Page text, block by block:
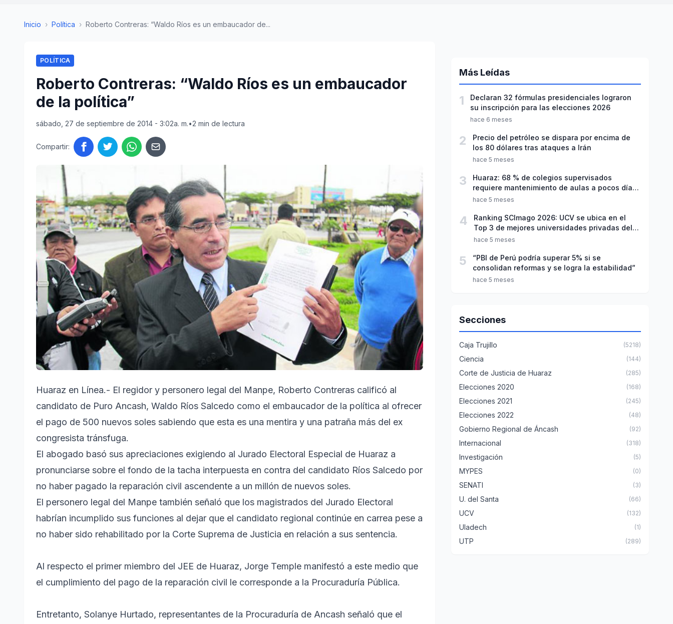
Inicio › Política › Roberto Contreras: “Waldo Ríos es un embaucador de...
POLÍTICA
Roberto Contreras: “Waldo Ríos es un embaucador
de la política”
sábado, 27 de septiembre de 2014 - 3:02a. m.•2 min de lectura
Compartir:
Huaraz en Línea.- El regidor y personero legal del Manpe, Roberto Contreras calificó al
candidato de Puro Ancash, Waldo Ríos Salcedo como el embaucador de la política al ofrecer
el pago de 500 nuevos soles sabiendo que esta es una mentira y una patraña más del ex
congresista tránsfuga.
El abogado basó sus apreciaciones exigiendo al Jurado Electoral Especial de Huaraz a
pronunciarse sobre el fondo de la tacha interpuesta en contra del candidato Ríos Salcedo por
no haber pagado la reparación civil ascendente a un millón de nuevos soles.
El personero legal del Manpe también señaló que los magistrados del Jurado Electoral
habrían incumplido sus funciones al dejar que el candidato regional continúe en carrea pese a
no haber sido rehabilitado por la Corte Suprema de Justicia en relación a sus sentencia.
Al respecto el primer miembro del JEE de Huaraz, Jorge Temple manifestó a este medio que
el cumplimiento del pago de la reparación civil le corresponde a la Procuraduría Pública.
Entretanto, Solanye Hurtado, representantes de la Procuraduría de Ancash señaló que el
Más Leídas
1
Declaran 32 fórmulas presidenciales lograron
su inscripción para las elecciones 2026
hace 6 meses
2
Precio del petróleo se dispara por encima de
los 80 dólares tras ataques a Irán
hace 5 meses
3
Huaraz: 68 % de colegios supervisados
requiere mantenimiento de aulas a pocos días
de inicio del año escolar 2026
hace 5 meses
4
Ranking SCImago 2026: UCV se ubica en el
Top 3 de mejores universidades privadas del
Perú
hace 5 meses
5
“PBI de Perú podría superar 5% si se
consolidan reformas y se logra la estabilidad”
hace 5 meses
Secciones
Caja Trujillo (5218)
Ciencia (144)
Corte de Justicia de Huaraz (285)
Elecciones 2020 (168)
Elecciones 2021 (245)
Elecciones 2022 (48)
Gobierno Regional de Áncash (92)
Internacional (318)
Investigación (5)
MYPES (0)
SENATI (3)
U. del Santa (66)
UCV (132)
Uladech (1)
UTP (289)